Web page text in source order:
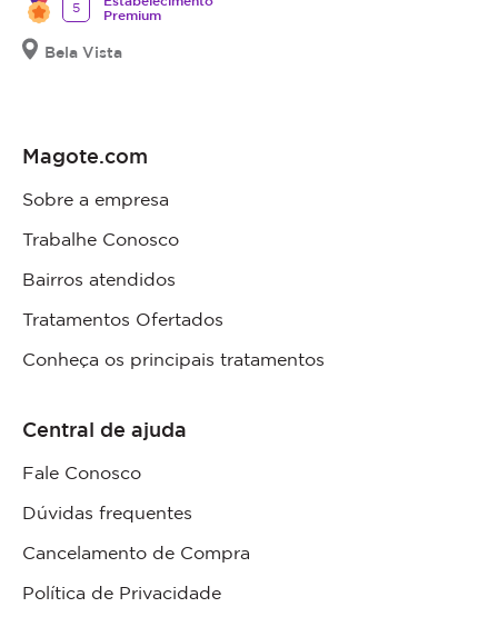
5
Premium
Bela Vista
Magote.com
Sobre a empresa
Trabalhe Conosco
Bairros atendidos
Tratamentos Ofertados
Conheça os principais tratamentos
Central de ajuda
Fale Conosco
Dúvidas frequentes
Cancelamento de Compra
Política de Privacidade